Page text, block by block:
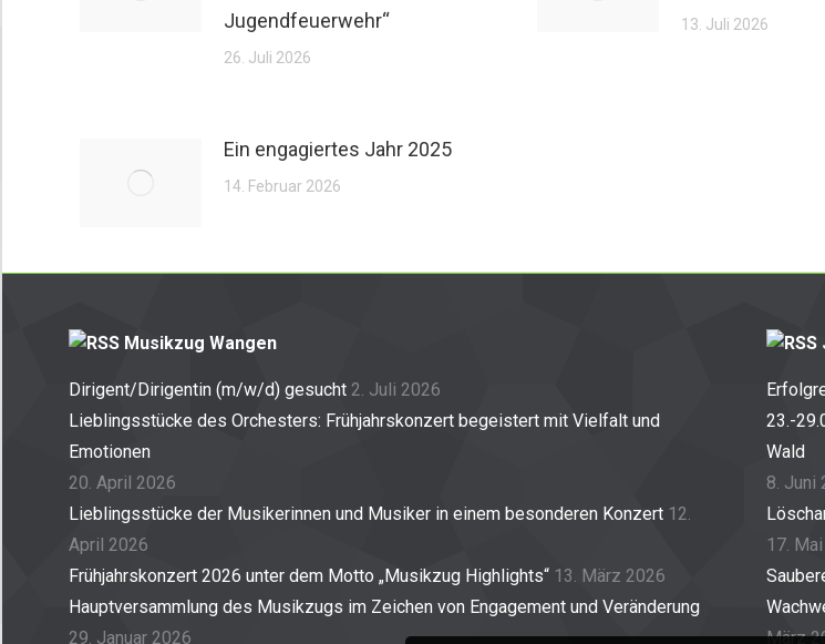
Jugendfeuerwehr“
26. Juli 2026
13. Juli 2026
Ein engagiertes Jahr 2025
14. Februar 2026
Musikzug Wangen
Dirigent/Dirigentin (m/w/d) gesucht 2. Juli 2026
Lieblingsstücke des Orchesters: Frühjahrskonzert begeistert mit Vielfalt und
Emotionen
20. April 2026
Lieblingsstücke der Musikerinnen und Musiker in einem besonderen Konzert 12.
April 2026
Frühjahrskonzert 2026 unter dem Motto „Musikzug Highlights“ 13. März 2026
Hauptversammlung des Musikzugs im Zeichen von Engagement und Veränderung
29. Januar 2026
23.-
Wald
8. Juni
17.
März